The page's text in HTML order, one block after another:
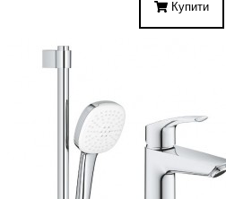
Купити